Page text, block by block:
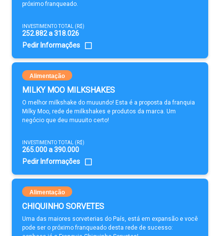
próximo franqueado.
INVESTIMENTO TOTAL (R$)
252.882 a 318.026
Pedir Informações
Alimentação
MILKY MOO MILKSHAKES
O melhor milkshake do muuundo! Esta é a proposta da franquia
Milky Moo, rede de milkshakes e produtos da marca. Um
negócio que deu muuuito certo!
INVESTIMENTO TOTAL (R$)
265.000 a 390.000
Pedir Informações
Alimentação
CHIQUINHO SORVETES
Uma das maiores sorveterias do País, está em expansão e você
pode ser o próximo franqueado desta rede de sucesso: